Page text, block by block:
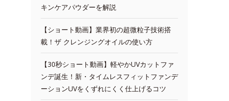
キンケアパウダーを解説
【ショート動画】業界初の超微粒子技術搭
載！ザ クレンジングオイルの使い方
【30秒ショート動画】軽やかUVカットファ
ンデ誕生！新・タイムレスフィットファンデ
ーションUVをくずれにくく仕上げるコツ